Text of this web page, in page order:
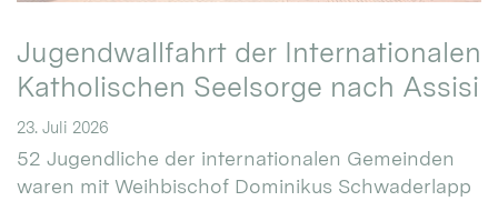
Jugendwallfahrt der Internationalen
Katholischen Seelsorge nach Assisi
23. Juli 2026
52 Jugendliche der internationalen Gemeinden
waren mit Weihbischof Dominikus Schwaderlapp